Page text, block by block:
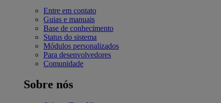
Entre em contato
Guias e manuais
Base de conhecimento
Status do sistema
Módulos personalizados
Para desenvolvedores
Comunidade
Sobre nós